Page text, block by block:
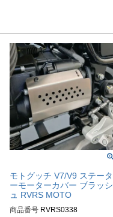
モトグッチ V7/V9 ステータ
ーモーターカバー ブラッシ
ュ RVRS MOTO
商品番号 RVRS0338